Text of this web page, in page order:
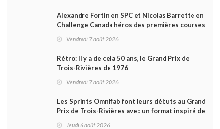
Alexandre Fortin en SPC et Nicolas Barrette en
Challenge Canada héros des premières courses
Vendredi 7 août 2026
Rétro: Il y a de cela 50 ans, le Grand Prix de
Trois-Rivières de 1976
Vendredi 7 août 2026
Les Sprints Omnifab font leurs débuts au Grand
Prix de Trois-Rivières avec un format inspiré de
Jeudi 6 août 2026